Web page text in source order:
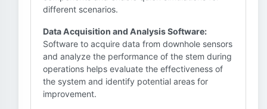
different scenarios.
Data Acquisition and Analysis Software:
Software to acquire data from downhole sensors
and analyze the performance of the stem during
operations helps evaluate the effectiveness of
the system and identify potential areas for
improvement.